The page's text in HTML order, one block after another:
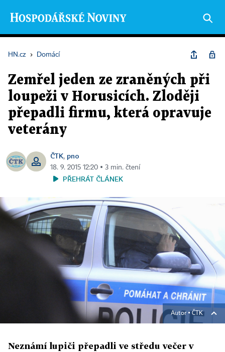
HN.cz › Domácí
Zemřel jeden ze zraněných při
loupeži v Horusicích. Zloději
přepadli firmu, která opravuje
veterány
ČTK, pno
18. 9. 2015 12:20 ▪ 3 min. čtení
PŘEHRÁT ČLÁNEK
Autor ▪ ČTK
Neznámí lupiči přepadli ve středu večer v